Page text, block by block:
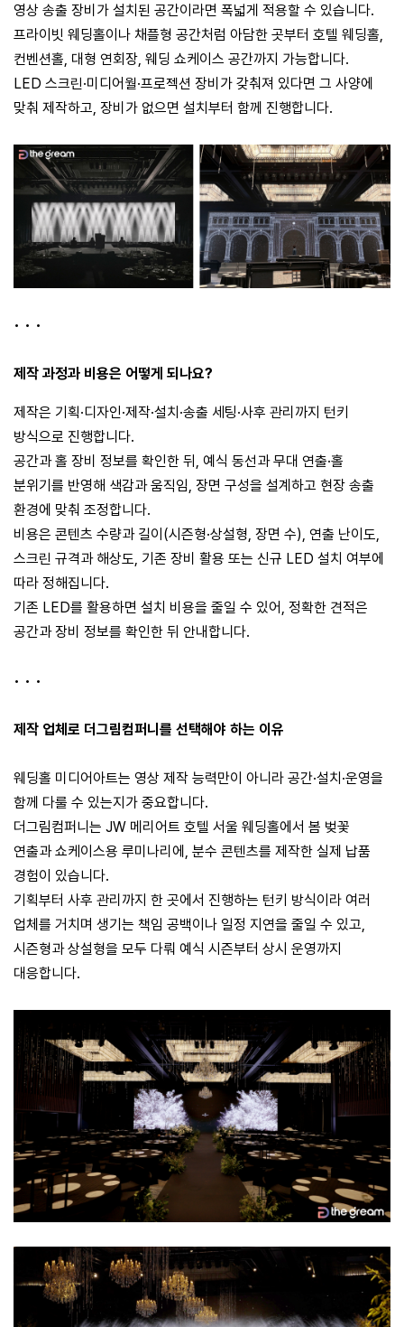
영상 송출 장비가 설치된 공간이라면 폭넓게 적용할 수 있습니다.
프라이빗 웨딩홀이나 채플형 공간처럼 아담한 곳부터 호텔 웨딩홀,
컨벤션홀, 대형 연회장, 웨딩 쇼케이스 공간까지 가능합니다.
LED 스크린·미디어월·프로젝션 장비가 갖춰져 있다면 그 사양에
맞춰 제작하고, 장비가 없으면 설치부터 함께 진행합니다.
• • •
제작 과정과 비용은 어떻게 되나요?
제작은 기획·디자인·제작·설치·송출 세팅·사후 관리까지 턴키
방식으로 진행합니다.
공간과 홀 장비 정보를 확인한 뒤, 예식 동선과 무대 연출·홀
분위기를 반영해 색감과 움직임, 장면 구성을 설계하고 현장 송출
환경에 맞춰 조정합니다.
비용은 콘텐츠 수량과 길이(시즌형·상설형, 장면 수), 연출 난이도,
스크린 규격과 해상도, 기존 장비 활용 또는 신규 LED 설치 여부에
따라 정해집니다.
기존 LED를 활용하면 설치 비용을 줄일 수 있어, 정확한 견적은
공간과 장비 정보를 확인한 뒤 안내합니다.
• • •
제작 업체로 더그림컴퍼니를 선택해야 하는 이유
웨딩홀 미디어아트는 영상 제작 능력만이 아니라 공간·설치·운영을
함께 다룰 수 있는지가 중요합니다.
더그림컴퍼니는 JW 메리어트 호텔 서울 웨딩홀에서 봄 벚꽃
연출과 쇼케이스용 루미나리에, 분수 콘텐츠를 제작한 실제 납품
경험이 있습니다.
기획부터 사후 관리까지 한 곳에서 진행하는 턴키 방식이라 여러
업체를 거치며 생기는 책임 공백이나 일정 지연을 줄일 수 있고,
시즌형과 상설형을 모두 다뤄 예식 시즌부터 상시 운영까지
대응합니다.